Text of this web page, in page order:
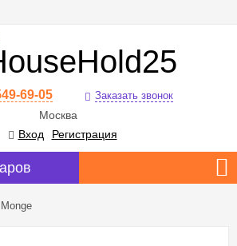
69-05 Заказать звонок
Москва
Вход
Регистрация
Monge